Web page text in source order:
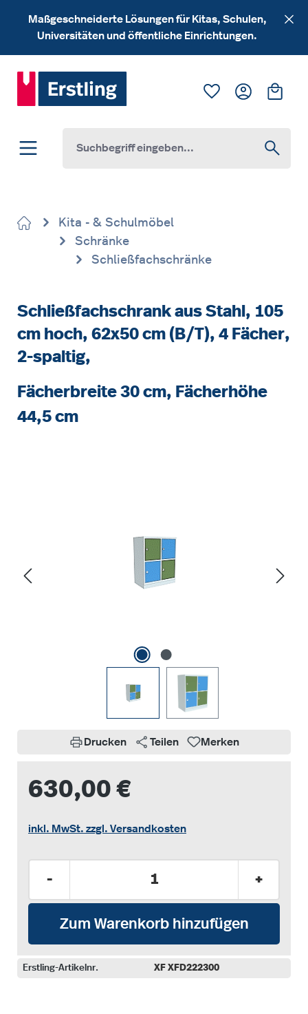
Zum Hauptinhalt springen
Maßgeschneiderte Lösungen für Kitas, Schulen,
Universitäten und öffentliche Einrichtungen.
Du hast 0
Kita - & Schulmöbel
Schränke
Schließfachschränke
Schließfachschrank aus Stahl, 105
cm hoch, 62x50 cm (B/T), 4 Fächer,
2-spaltig,
Fächerbreite 30 cm, Fächerhöhe
44,5 cm
Drucken Teilen Merken
630,00 €
inkl. MwSt. zzgl. Versandkosten
- +
Zum Warenkorb hinzufügen
Erstling-Artikelnr. XF XFD222300